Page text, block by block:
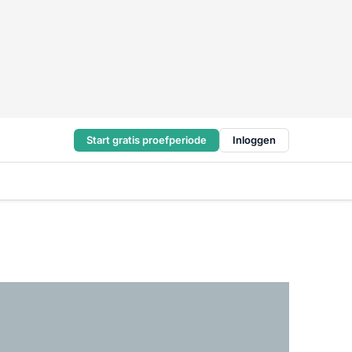
Start gratis proefperiode Inloggen